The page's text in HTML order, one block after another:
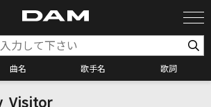
曲名 歌手名 歌詞
Visitor